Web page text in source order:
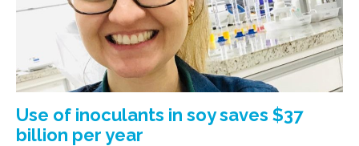
Use of inoculants in soy saves $37
billion per year